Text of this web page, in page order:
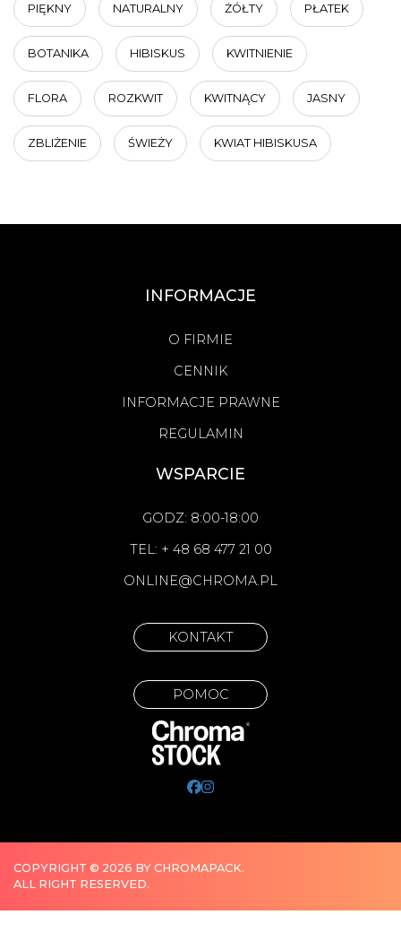
PIĘKNY NATURALNY ŻÓŁTY PŁATEK
BOTANIKA HIBISKUS KWITNIENIE
FLORA ROZKWIT KWITNĄCY JASNY
ZBLIŻENIE ŚWIEŻY KWIAT HIBISKUSA
INFORMACJE
O FIRMIE
CENNIK
INFORMACJE PRAWNE
REGULAMIN
WSPARCIE
GODZ: 8:00-18:00
TEL: + 48 68 477 21 00
ONLINE@CHROMA.PL
KONTAKT
POMOC
COPYRIGHT © 2026 BY CHROMAPACK.
ALL RIGHT RESERVED.